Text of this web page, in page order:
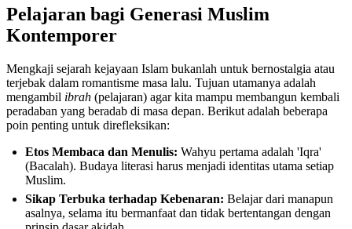
Pelajaran bagi Generasi Muslim
Kontemporer
Mengkaji sejarah kejayaan Islam bukanlah untuk bernostalgia atau
terjebak dalam romantisme masa lalu. Tujuan utamanya adalah
mengambil ibrah (pelajaran) agar kita mampu membangun kembali
peradaban yang beradab di masa depan. Berikut adalah beberapa
poin penting untuk direfleksikan:
Etos Membaca dan Menulis: Wahyu pertama adalah 'Iqra'
(Bacalah). Budaya literasi harus menjadi identitas utama setiap
Muslim.
Sikap Terbuka terhadap Kebenaran: Belajar dari manapun
asalnya, selama itu bermanfaat dan tidak bertentangan dengan